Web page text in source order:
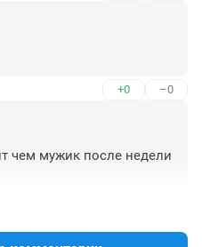
+0 –0
чем мужик после недели